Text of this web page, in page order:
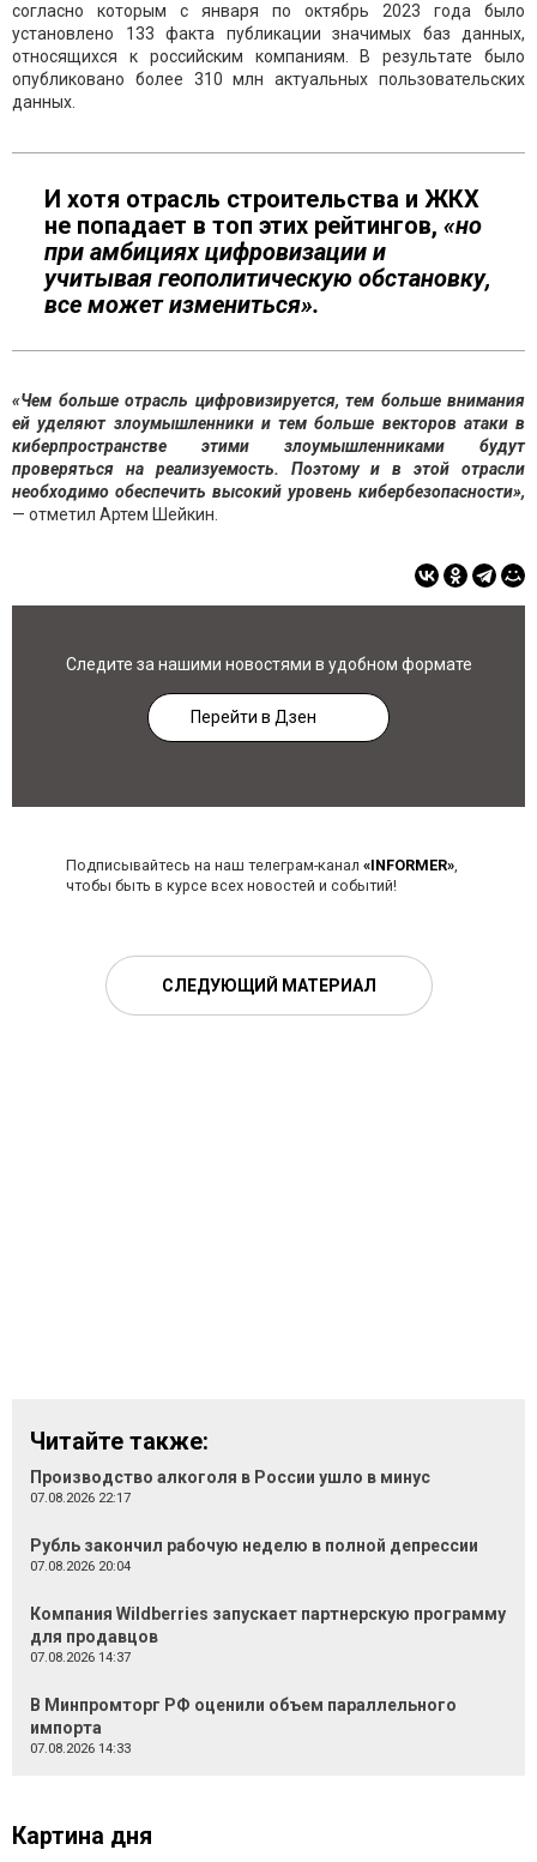
согласно которым с января по октябрь 2023 года было
установлено 133 факта публикации значимых баз данных,
относящихся к российским компаниям. В результате было
опубликовано более 310 млн актуальных пользовательских
данных.
И хотя отрасль строительства и ЖКХ
не попадает в топ этих рейтингов, «но
при амбициях цифровизации и
учитывая геополитическую обстановку,
все может измениться».
«Чем больше отрасль цифровизируется, тем больше внимания
ей уделяют злоумышленники и тем больше векторов атаки в
киберпространстве этими злоумышленниками будут
проверяться на реализуемость. Поэтому и в этой отрасли
необходимо обеспечить высокий уровень кибербезопасности»,
— отметил Артем Шейкин.
Следите за нашими новостями в удобном формате
Перейти в Дзен
Подписывайтесь на наш телеграм-канал «INFORMER»,
чтобы быть в курсе всех новостей и событий!
СЛЕДУЮЩИЙ МАТЕРИАЛ
Читайте также:
Производство алкоголя в России ушло в минус
07.08.2026 22:17
Рубль закончил рабочую неделю в полной депрессии
07.08.2026 20:04
Компания Wildberries запускает партнерскую программу
для продавцов
07.08.2026 14:37
В Минпромторг РФ оценили объем параллельного
импорта
07.08.2026 14:33
Картина дня